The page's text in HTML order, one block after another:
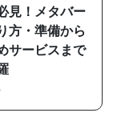
見！メタバー
方・準備から
サービスまで